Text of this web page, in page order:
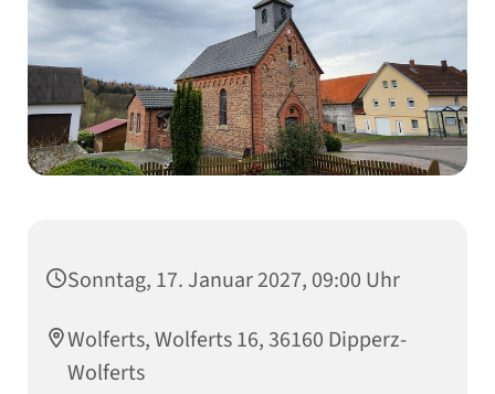
Sonntag, 17. Januar 2027, 09:00 Uhr
Wolferts, Wolferts 16, 36160 Dipperz-
Wolferts